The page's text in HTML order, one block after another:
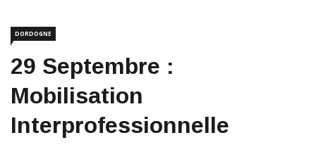
DORDOGNE
29 Septembre :
Mobilisation
Interprofessionnelle